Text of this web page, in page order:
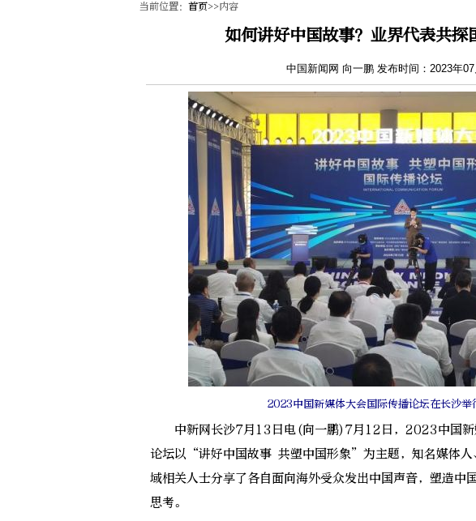
当前位置： 首页>>内容
如何讲好中国故事？业界代表共探
中国新闻网 向一鹏 发布时间：2023年
2023中国新媒体大会国际传播论坛在长沙
中新网长沙7月13日电(向一鹏)7月12日，2023中国新媒
论坛以“讲好中国故事 共塑中国形象”为主题，知名媒体人
域相关人士分享了各自面向海外受众发出中国声音，塑造中
思考。